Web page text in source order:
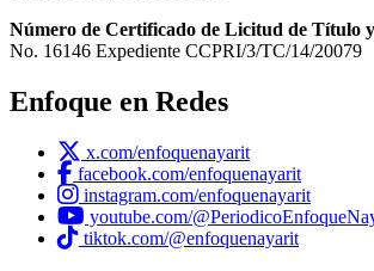
Número de Certificado de Licitud de Título
No. 16146 Expediente CCPRI/3/TC/14/20079
Enfoque en Redes
x.com/enfoquenayarit
facebook.com/enfoquenayarit
instagram.com/enfoquenayarit
youtube.com/
tiktok.com/@enfoquenayarit